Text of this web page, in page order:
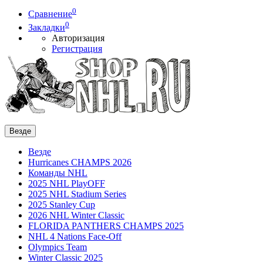
Сравнение0
Закладки0
Авторизация
Регистрация
Везде
Везде
Hurricanes CHAMPS 2026
Команды NHL
2025 NHL PlayOFF
2025 NHL Stadium Series
2025 Stanley Cup
2026 NHL Winter Classic
FLORIDA PANTHERS CHAMPS 2025
NHL 4 Nations Face-Off
Olympics Team
Winter Classic 2025